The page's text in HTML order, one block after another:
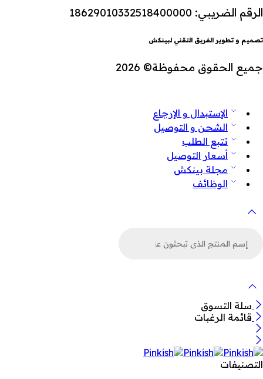
الرقم الضريبي: 18629010332518400000
تصميم و تطوير الفريق التقني لبينكش
جميع الحقوق محفوظة© 2026
الإستبدال و الإرجاع
الشحن و التوصيل
تتبع الطلب
أسعار التوصيل
مجلة بينكش
الوظائف
سلة التسوق
قائمة الرغبات
التصنيفات